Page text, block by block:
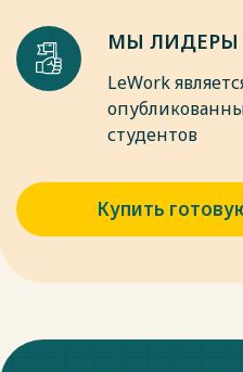
Весь текст будет доступен
МЫ ЛИДЕРЫ
LeWork
студентов
Купить